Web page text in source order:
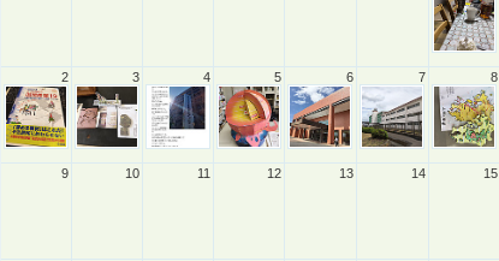
2 3 4 5 6 7 8
9 10 11 12 13 14 15